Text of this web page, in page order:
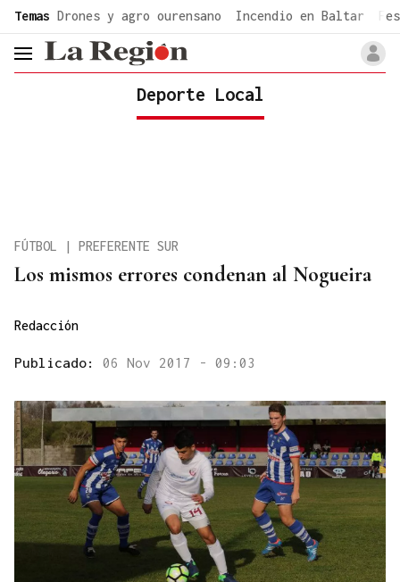
Temas Drones y agro ourensano Incendio en Baltar
header.menu.open
Deporte Local
Los mismos errores condenan al Nogueira
FÚTBOL | PREFERENTE SUR
Redacción
Publicado: 06 Nov 2017 - 09:03